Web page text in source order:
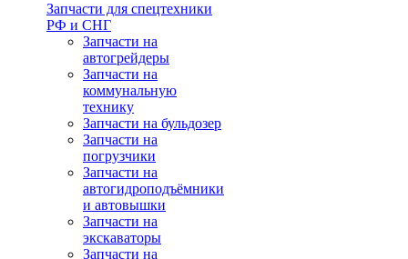
Запчасти для спецтехники
РФ и СНГ
Запчасти на
автогрейдеры
Запчасти на
коммунальную
технику
Запчасти на бульдозер
Запчасти на
погрузчики
Запчасти на
автогидроподъёмники
и автовышки
Запчасти на
экскаваторы
Запчасти на